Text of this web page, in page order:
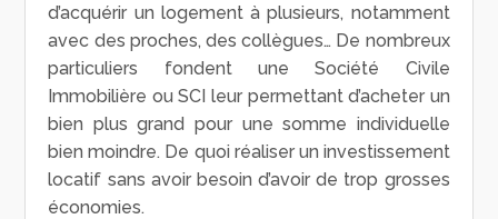
d’acquérir un logement à plusieurs, notamment
avec des proches, des collègues… De nombreux
particuliers fondent une Société Civile
Immobilière ou SCI leur permettant d’acheter un
bien plus grand pour une somme individuelle
bien moindre. De quoi réaliser un investissement
locatif sans avoir besoin d’avoir de trop grosses
économies.